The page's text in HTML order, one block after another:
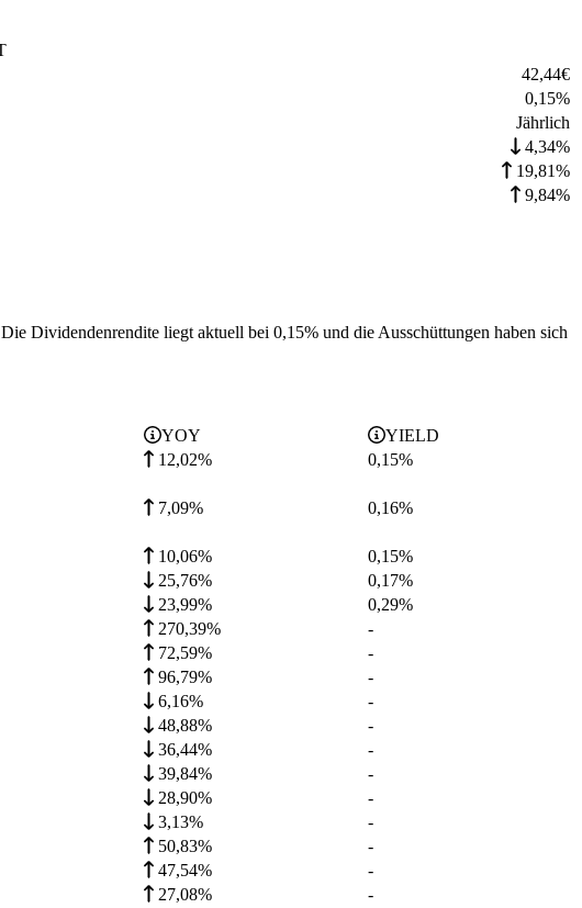
42,44€
0,15%
Jährlich
4,34%
19,81%
9,84%
Die Dividendenrendite liegt aktuell bei 0,15% und die Ausschüttungen haben sich
YOY
YIELD
12,02% 0,15%
7,09% 0,16%
10,06% 0,15%
25,76% 0,17%
23,99% 0,29%
270,39%
-
72,59%
-
96,79%
-
6,16%
-
48,88%
-
36,44%
-
39,84%
-
28,90%
-
3,13%
-
50,83%
-
47,54%
-
27,08%
-